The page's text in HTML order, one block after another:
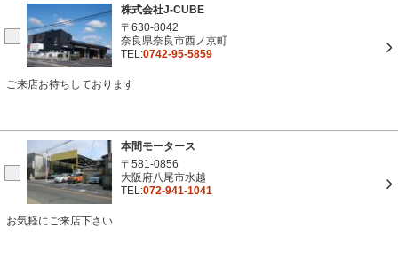
株式会社J-CUBE
〒630-8042
奈良県奈良市西ノ京町
TEL:0742-95-5859
ご来店お待ちしております
本間モータース
〒581-0856
大阪府八尾市水越
TEL:072-941-1041
お気軽にご来店下さい